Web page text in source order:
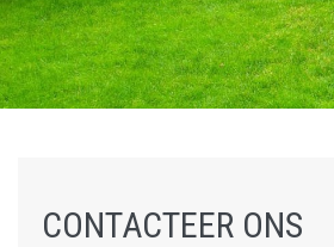
CONTACTEER ONS